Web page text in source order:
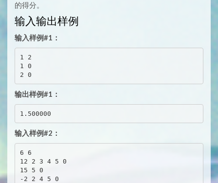
的得分。
输入输出样例
输入样例#1：
1 2
1 0
输出样例#1：
输入样例#2：
6 6
12 2 3 4 5 0
15 5 0
-2 2 4 5 0